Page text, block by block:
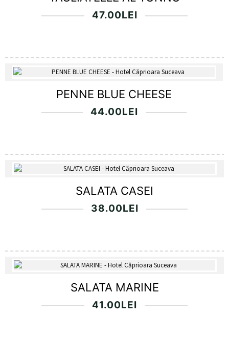
47.00LEI
PENNE BLUE CHEESE
44.00LEI
SALATA CASEI
38.00LEI
SALATA MARINE
41.00LEI